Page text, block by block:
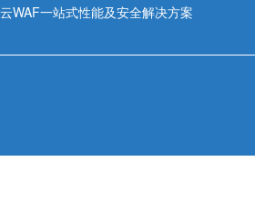
云WAF一站式性能及安全解决方案